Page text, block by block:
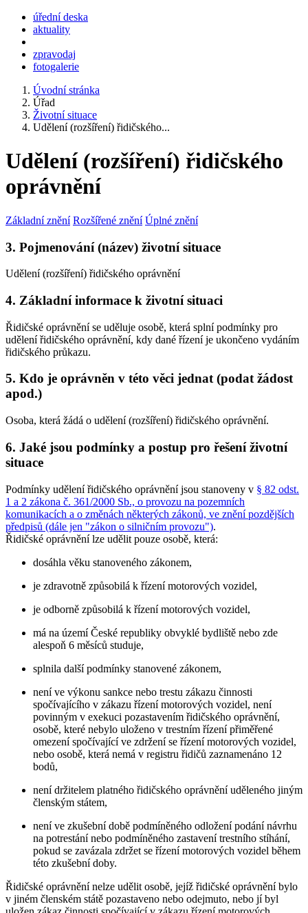
úřední deska
aktuality
zpravodaj
fotogalerie
Úvodní stránka
Úřad
Životní situace
Udělení (rozšíření) řidičského...
Udělení (rozšíření) řidičského
oprávnění
Základní znění Rozšířené znění Úplné znění
3. Pojmenování (název) životní situace
Udělení (rozšíření) řidičského oprávnění
4. Základní informace k životní situaci
Řidičské oprávnění se uděluje osobě, která splní podmínky pro
udělení řidičského oprávnění, kdy dané řízení je ukončeno vydáním
řidičského průkazu.
5. Kdo je oprávněn v této věci jednat (podat žádost
apod.)
Osoba, která žádá o udělení (rozšíření) řidičského oprávnění.
6. Jaké jsou podmínky a postup pro řešení životní
situace
Podmínky udělení řidičského oprávnění jsou stanoveny v § 82 odst.
1 a 2 zákona č. 361/2000 Sb., o provozu na pozemních
komunikacích a o změnách některých zákonů, ve znění pozdějších
předpisů (dále jen "zákon o silničním provozu").
Řidičské oprávnění lze udělit pouze osobě, která:
dosáhla věku stanoveného zákonem,
je zdravotně způsobilá k řízení motorových vozidel,
je odborně způsobilá k řízení motorových vozidel,
má na území České republiky obvyklé bydliště nebo zde
alespoň 6 měsíců studuje,
splnila další podmínky stanovené zákonem,
není ve výkonu sankce nebo trestu zákazu činnosti
spočívajícího v zákazu řízení motorových vozidel, není
povinným v exekuci pozastavením řidičského oprávnění,
osobě, které nebylo uloženo v trestním řízení přiměřené
omezení spočívající ve zdržení se řízení motorových vozidel,
nebo osobě, která nemá v registru řidičů zaznamenáno 12
bodů,
není držitelem platného řidičského oprávnění uděleného jiným
členským státem,
není ve zkušební době podmíněného odložení podání návrhu
na potrestání nebo podmíněného zastavení trestního stíhání,
pokud se zavázala zdržet se řízení motorových vozidel během
této zkušební doby.
Řidičské oprávnění nelze udělit osobě, jejíž řidičské oprávnění bylo
v jiném členském státě pozastaveno nebo odejmuto, nebo jí byl